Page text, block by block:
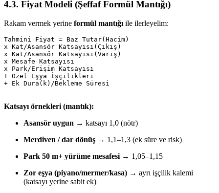
4.3. Fiyat Modeli (Şeffaf Formül Mantığı)
Rakam vermek yerine formül mantığı ile ilerleyelim:
Tahmini Fiyat = Baz Tutar(Hacim)
x Kat/Asansör Katsayısı(Çıkış)
x Kat/Asansör Katsayısı(Varış)
x Mesafe Katsayısı
x Park/Erişim Katsayısı
+ Özel Eşya İşçilikleri
+ Ek Dura(k)/Bekleme Süresi
Katsayı örnekleri (mantık):
Asansör uygun → katsayı 1,0 (nötr)
Merdiven / dar dönüş → 1,1–1,3 (ek süre ve risk)
Park 50 m+ yürüme mesafesi → 1,05–1,15
Zor eşya (piyano/mermer/kasa) → ayrı işçilik kalemi
(katsayı yerine sabit ek)